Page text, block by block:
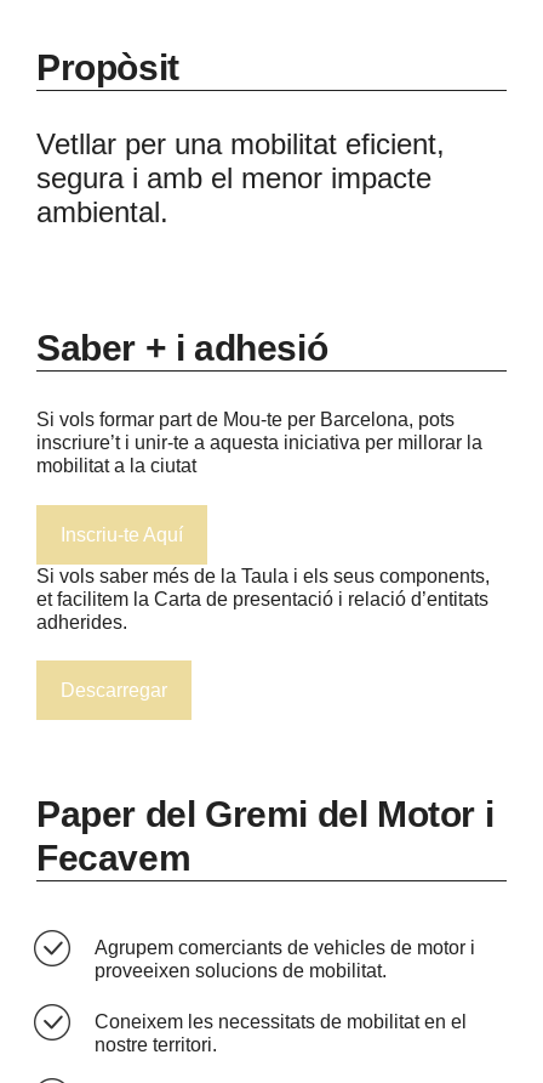
Propòsit
Vetllar per una mobilitat eficient,
segura i amb el menor impacte
ambiental.
Saber + i adhesió
Si vols saber més de la Taula i els seus components,
et facilitem la Carta de presentació i relació d’entitats
adherides.
Descarregar
Si vols formar part de Mou-te per Barcelona, pots
inscriure’t i unir-te a aquesta iniciativa per millorar la
mobilitat a la ciutat
Inscriu-te Aquí
Paper del Gremi del Motor i
Fecavem
Agrupem comerciants de vehicles de motor i
proveeixen solucions de mobilitat.
Coneixem les necessitats de mobilitat en el
nostre territori.